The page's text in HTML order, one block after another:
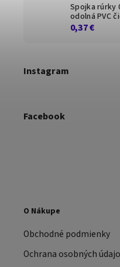
Spojka rúrky
odolná PVC
0,37 €
Instagram
Facebook
O Nákupe
Obchodné podmienky
Ochrana osobných